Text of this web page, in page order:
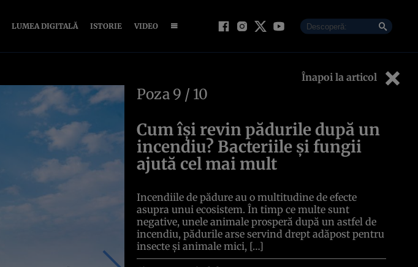
LUMEA DIGITALĂ ISTORIE VIDEO
Înapoi la articol
Poza 9 / 10
Cum își revin pădurile după un
incendiu? Bacteriile și fungii
ajută cel mai mult
Incendiile de pădure au o multitudine de efecte
asupra unui ecosistem. În timp ce multe sunt
negative, unele animale prosperă după un astfel de
incendiu, pădurile arse servind drept adăpost pentru
insecte și animale mici, […]